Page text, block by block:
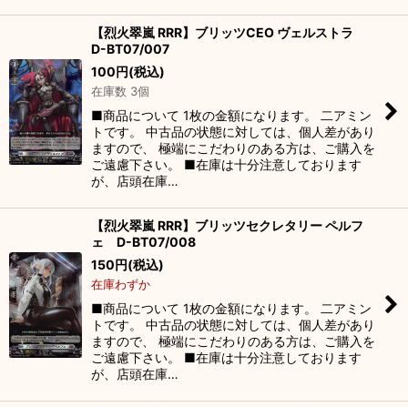
【烈火翠嵐 RRR】ブリッツCEO ヴェルストラ
D-BT07/007
100円(税込)
在庫数 3個
■商品について 1枚の金額になります。 二アミン
トです。 中古品の状態に対しては、個人差があり
ますので、 極端にこだわりのある方は、ご購入を
ご遠慮下さい。 ■在庫は十分注意しております
が、店頭在庫…
【烈火翠嵐 RRR】ブリッツセクレタリー ペルフ
ェ D-BT07/008
150円(税込)
在庫わずか
■商品について 1枚の金額になります。 二アミン
トです。 中古品の状態に対しては、個人差があり
ますので、 極端にこだわりのある方は、ご購入を
ご遠慮下さい。 ■在庫は十分注意しております
が、店頭在庫…